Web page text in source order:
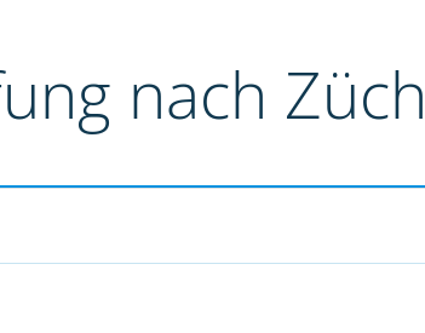
nach